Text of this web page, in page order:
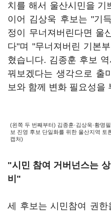
치를 해서 울산시민을 기
이어 김상욱 후보는 "기
정이 무너져버린다면 울
다"며 "무너져버린 기본
혔습니다. 김종훈 후보
꿔보겠다는 생각으로 출
보와 함께 변화 필요성을
(왼쪽 두 번째부터) 김종훈·김상욱·황명
보 진영 후보 단일화를 위한 울산지역 토
캡처)
"시민 참여 거버넌스는
비"
세 후보는 시민참여 권